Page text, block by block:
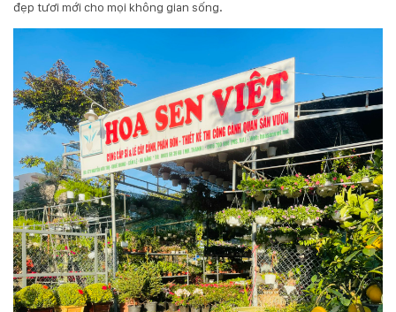
hoasenvietdn@gmail.com
573
Nguyễn
Hữu
Thọ
Cẩm
Lệ
-
Đà
nẵng
đẹp tươi mới cho mọi không gian sống.